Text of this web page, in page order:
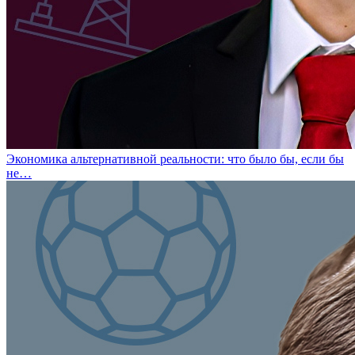
Экономика альтернативной реальности: что было бы, если бы
не…